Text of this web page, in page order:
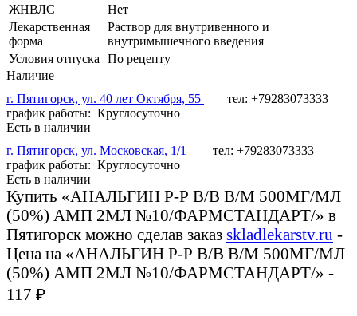
ЖНВЛС
Нет
Лекарственная
форма
Раствор для внутривенного и
внутримышечного введения
Условия отпуска
По рецепту
Наличие
г. Пятигорск, ул. 40 лет Октября, 55
тел: +79283073333
график работы: Круглосуточно
Есть в наличии
г. Пятигорск, ул. Московская, 1/1
тел: +79283073333
график работы: Круглосуточно
Есть в наличии
Купить «АНАЛЬГИН Р-Р В/В В/М 500МГ/МЛ
(50%) АМП 2МЛ №10/ФАРМСТАНДАРТ/» в
Пятигорск можно сделав заказ skladlekarstv.ru -
Цена на «АНАЛЬГИН Р-Р В/В В/М 500МГ/МЛ
(50%) АМП 2МЛ №10/ФАРМСТАНДАРТ/» -
117 ₽